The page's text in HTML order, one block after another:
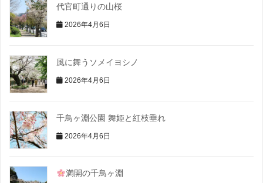
代官町通りの山桜
2026年4月6日
風に舞うソメイヨシノ
2026年4月6日
千鳥ヶ淵公園 舞姫と紅枝垂れ
2026年4月6日
満開の千鳥ヶ淵